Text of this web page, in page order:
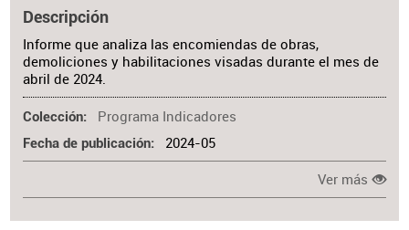
Descripción
Informe que analiza las encomiendas de obras,
demoliciones y habilitaciones visadas durante el mes de
abril de 2024.
Colección Programa Indicadores
Fecha de publicación 2024-05
Ver más